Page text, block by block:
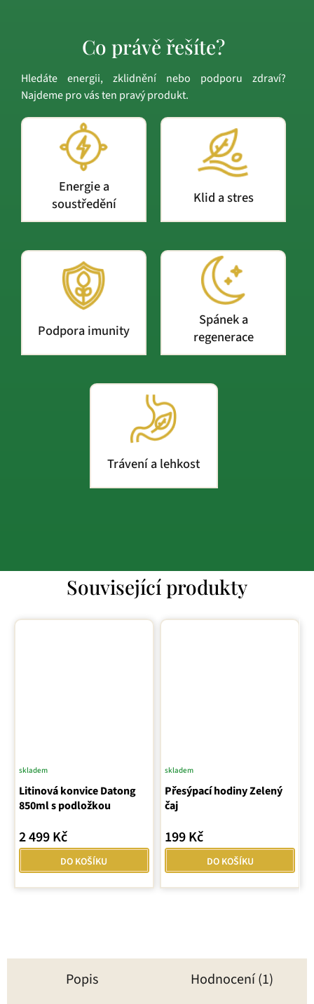
Co právě řešíte?
Hledáte energii, zklidnění nebo podporu zdraví?
Najdeme pro vás ten pravý produkt.
Energie a
soustředění
Klid a stres
Podpora imunity
Spánek a
regenerace
Trávení a lehkost
Související produkty
Litinová konvice Datong
850ml s podložkou
skladem
2 499 Kč
DO KOŠÍKU
Přesýpací hodiny Zelený
čaj
skladem
199 Kč
DO KOŠÍKU
Popis Hodnocení (1)